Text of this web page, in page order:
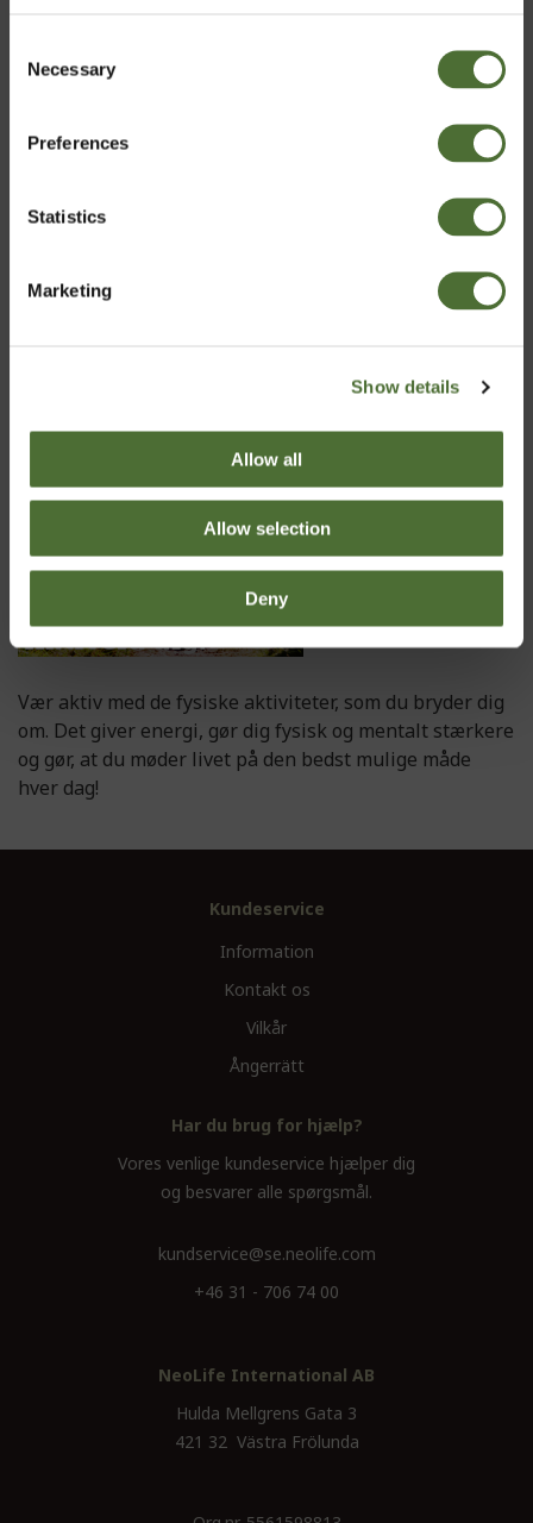
Selection
Necessary
Preferences
Statistics
Marketing
Show details
Allow all
Allow selection
Deny
godt måltid mad. Hele din dag afhænger af det.
Vær aktiv med de fysiske aktiviteter, som du bryder dig
om. Det giver energi, gør dig fysisk og mentalt stærkere
og gør, at du møder livet på den bedst mulige måde
hver dag!
Kundeservice
Information
Kontakt os
Vilkår
Ångerrätt
Har du brug for hjælp?
Vores venlige kundeservice hjælper dig
og besvarer alle spørgsmål.
kundservice@se.neolife.com
+46 31 - 706 74 00
NeoLife International AB
Hulda Mellgrens Gata 3
421 32 Västra Frölunda